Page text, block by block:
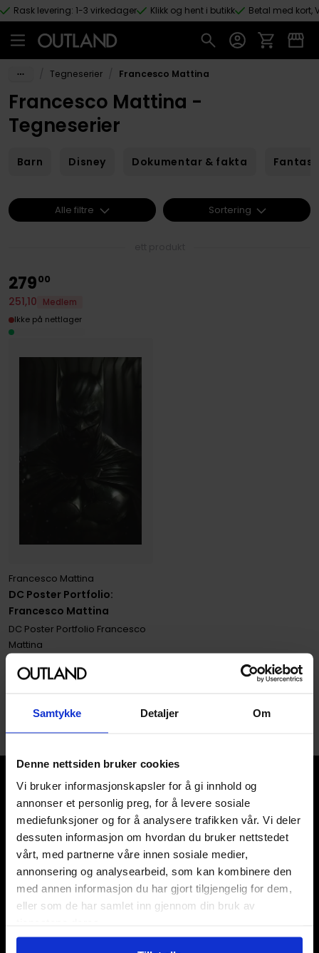
Samtykke Detaljer Om
Denne nettsiden bruker cookies
Vi bruker informasjonskapsler for å gi innhold og
annonser et personlig preg, for å levere sosiale
mediefunksjoner og for å analysere trafikken vår. Vi deler
dessuten informasjon om hvordan du bruker nettstedet
vårt, med partnerne våre innen sosiale medier,
annonsering og analysearbeid, som kan kombinere den
med annen informasjon du har gjort tilgjengelig for dem,
eller som de har samlet inn gjennom din bruk av
Hopp til hovedinnhold
Rask levering: 1-3 virkedager Klikk og hent i butikk Betal med kort,
Tegneserier Francesco Mattina
Francesco Mattina -
Tegneserier
Barn Disney Dokumentar & fakta Fantasy
DC Poster Portfolio:
Francesco Mattina
Francesco Mattina
DC Poster Portfolio Francesco
Mattina
27900
251,10
Medlem
Ikke på nettlager
Alle filtre Sortering
Våre kategorier
Bøker
Godteri, mat & drikke